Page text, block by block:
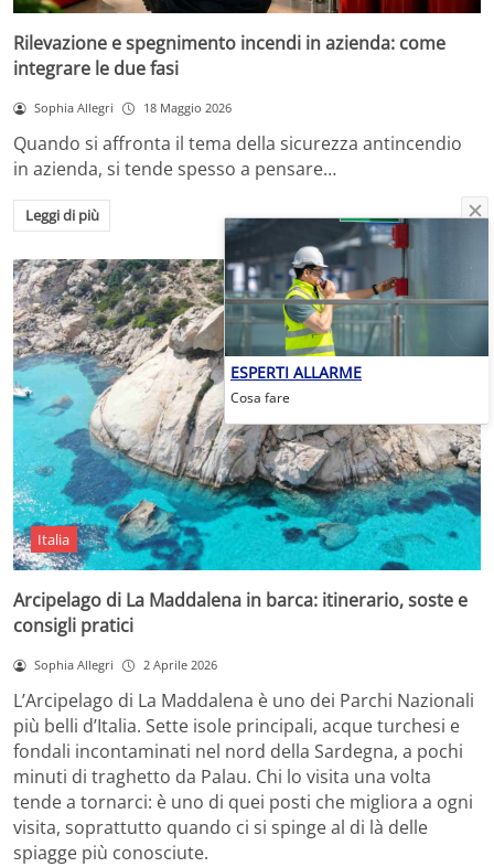
Rilevazione e spegnimento incendi in azienda: come
integrare le due fasi
Sophia Allegri 18 Maggio 2026
Quando si affronta il tema della sicurezza antincendio
in azienda, si tende spesso a pensare…
Leggi di più
Italia
Arcipelago di La Maddalena in barca: itinerario, soste e
consigli pratici
Sophia Allegri 2 Aprile 2026
L’Arcipelago di La Maddalena è uno dei Parchi Nazionali
più belli d’Italia. Sette isole principali, acque turchesi e
fondali incontaminati nel nord della Sardegna, a pochi
minuti di traghetto da Palau. Chi lo visita una volta
tende a tornarci: è uno di quei posti che migliora a ogni
visita, soprattutto quando ci si spinge al di là delle
spiagge più conosciute.
ESPERTI ALLARME
Cosa fare